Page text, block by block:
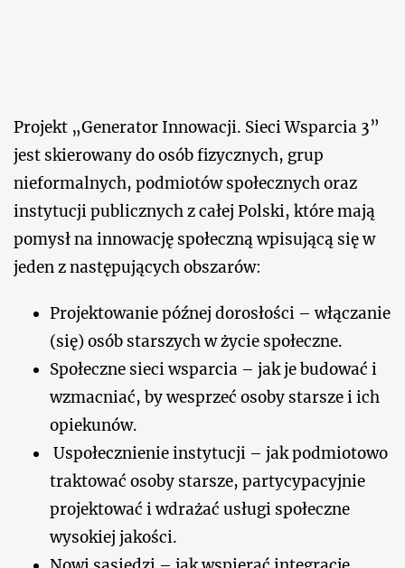
Projekt „Generator Innowacji. Sieci Wsparcia 3”
jest skierowany do osób fizycznych, grup
nieformalnych, podmiotów społecznych oraz
instytucji publicznych z całej Polski, które mają
pomysł na innowację społeczną wpisującą się w
jeden z następujących obszarów:
Projektowanie późnej dorosłości – włączanie
(się) osób starszych w życie społeczne.
Społeczne sieci wsparcia – jak je budować i
wzmacniać, by wesprzeć osoby starsze i ich
opiekunów.
Uspołecznienie instytucji – jak podmiotowo
traktować osoby starsze, partycypacyjnie
projektować i wdrażać usługi społeczne
wysokiej jakości.